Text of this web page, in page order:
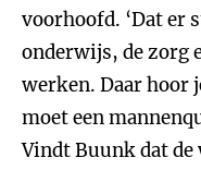
voorhoofd. ‘Dat er
onderwijs, de zorg
werken. Daar hoor
moet een
VindtBuunk dat de